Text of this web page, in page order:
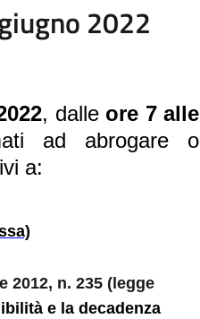
2022
, dalle ore 7 alle
ad abrogare o
a:
2012, n. 235 (legge
e la decadenza